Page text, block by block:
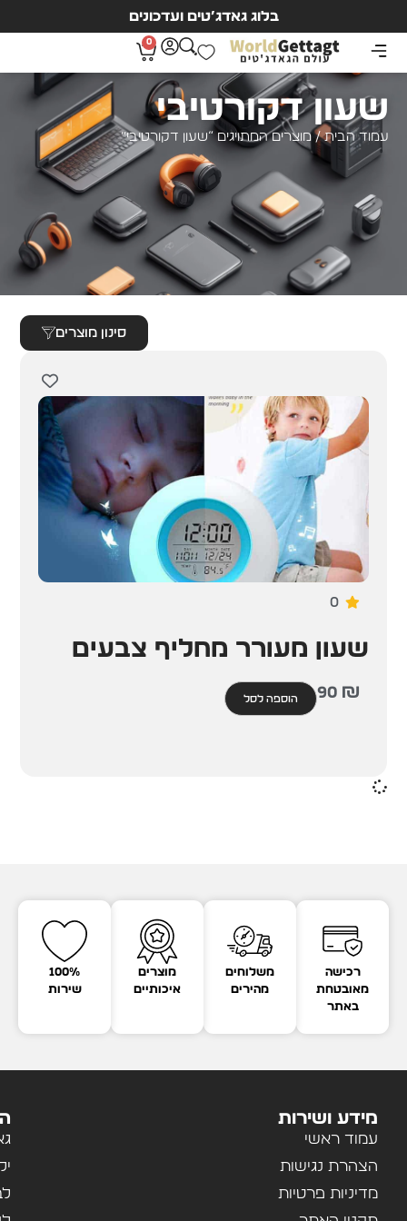
בלוג גאדג’טים ועדכונים
0
שעון דקורטיבי
עמוד הבית/ מוצרים המתויגים “שעון דקורטיבי”
סינון מוצרים
0
שעון מעורר מחליף צבעים
90 ₪ הוספה לסל
רכישה
מאובטחת
באתר
משלוחים
מהירים
מוצרים
איכותיים
100%
שירות
מידע ושירות
עמוד ראשי
הצהרת נגישות
מדיניות פרטיות